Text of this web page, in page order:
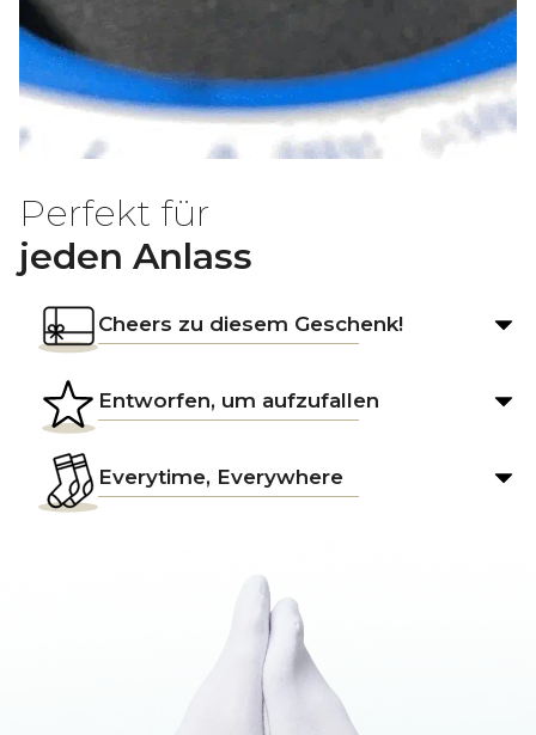
Perfekt für
jeden Anlass
Cheers zu diesem Geschenk!
Entworfen, um aufzufallen
Everytime, Everywhere